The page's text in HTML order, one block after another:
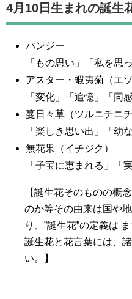
4月10日生まれの誕生
パンジー
「もの思い」「私を思っ
アスター・蝦夷菊（エゾ
「変化」「追憶」「同
蔓日々草（ツルニチニチ
「楽しき思い出」「幼
無花果（イチジク）
「子宝に恵まれる」「
【誕生花そのものの概
のか等その由来は国や
り、”誕生花”の定義は
誕生花と花言葉には、
い。】